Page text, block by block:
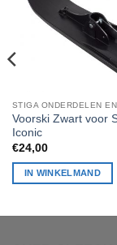
Voorski Zwart voor
Iconic
€24,00
IN WINKELMAND